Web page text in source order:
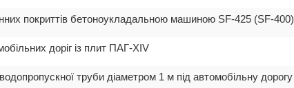
покриттів бетоноукладальною машиною SF-425 (SF-400)
доріг із плит ПАГ-XIV
труби діаметром 1 м під автомобільну дорогу